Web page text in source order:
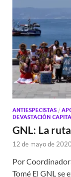
ANTIESPECISTAS /
DEVASTACIÓN
GNL: La
12 de mayo de 2020
Por
Tomé El GNL se